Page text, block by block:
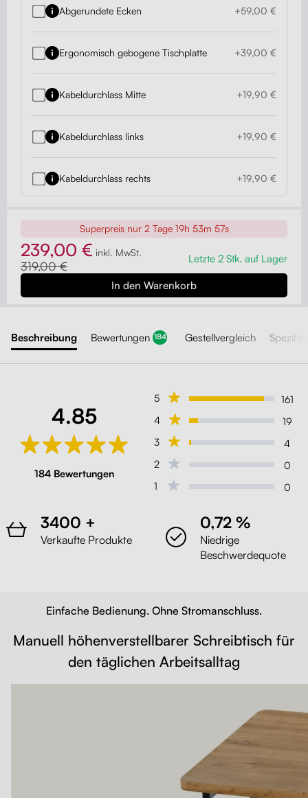
Abgerundete Ecken +59,00 €
Ergonomisch gebogene Tischplatte +39,00 €
Kabeldurchlass Mitte +19,90 €
Kabeldurchlass links +19,90 €
Kabeldurchlass rechts +19,90 €
Superpreis nur 2 Tage 19h 53m 55s
239,00 € inkl. MwSt.
319,00 €
Letzte 2 Stk. auf Lager
Beschreibung Bewertungen 184 Gestellvergleich
4.85
184 Bewertungen
5
161
4
19
3
4
2
0
1
0
3400 +
Verkaufte Produkte
0,72 %
Niedrige
Beschwerdequote
Einfache Bedienung. Ohne Stromanschluss.
Manuell höhenverstellbarer Schreibtisch für
den täglichen Arbeitsalltag